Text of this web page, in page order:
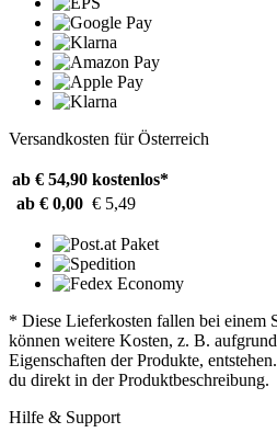
Versandkosten für Österreich
ab € 54,90 kostenlos*
ab € 0,00 € 5,49
* Diese Lieferkosten fallen bei einem
können weitere Kosten, z. B.
Eigenschaften der Produkte,
du direkt in der Produktbeschreibung.
Hilfe & Support